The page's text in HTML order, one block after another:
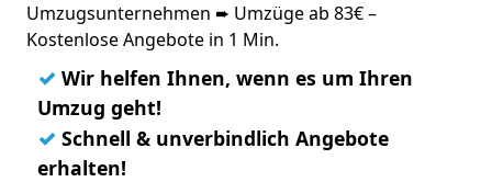
Umzugsunternehmen ➨ Umzüge ab 83€ –
Kostenlose Angebote in 1 Min.
✓ Wir helfen Ihnen, wenn es um Ihren
Umzug geht!
✓ Schnell & unverbindlich Angebote
erhalten!